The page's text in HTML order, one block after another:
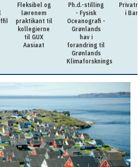
og
til
Ph.d.-stilling
Oceanografi -
Grønlands
forandring til
Grønlands
Klimaforskningscenter
Privatrådgiver